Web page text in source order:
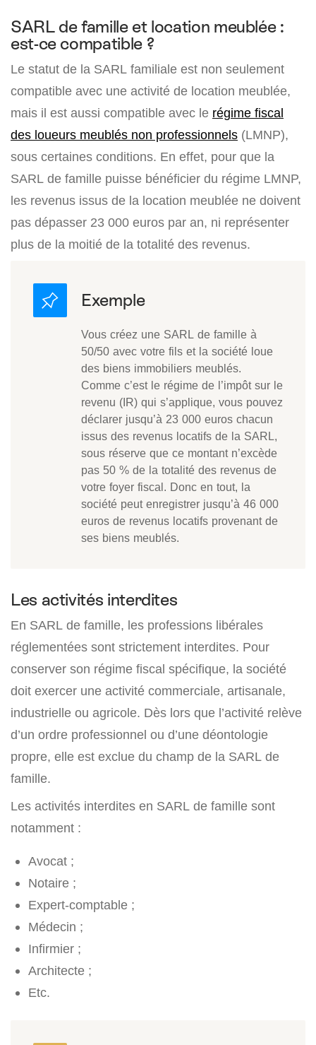
SARL de famille et location meublée :
est-ce compatible ?
Le statut de la SARL familiale est non seulement
compatible avec une activité de location meublée,
mais il est aussi compatible avec le régime fiscal
des loueurs meublés non professionnels (LMNP),
sous certaines conditions. En effet, pour que la
SARL de famille puisse bénéficier du régime LMNP,
les revenus issus de la location meublée ne doivent
pas dépasser 23 000 euros par an, ni représenter
plus de la moitié de la totalité des revenus.
Vous créez une SARL de famille à
50/50 avec votre fils et la société loue
des biens immobiliers meublés.
Comme c’est le régime de l’impôt sur le
revenu (IR) qui s’applique, vous pouvez
déclarer jusqu’à 23 000 euros chacun
issus des revenus locatifs de la SARL,
sous réserve que ce montant n’excède
pas 50 % de la totalité des revenus de
votre foyer fiscal. Donc en tout, la
société peut enregistrer jusqu’à 46 000
euros de revenus locatifs provenant de
ses biens meublés.
Les activités interdites
En SARL de famille, les professions libérales
réglementées sont strictement interdites. Pour
conserver son régime fiscal spécifique, la société
doit exercer une activité commerciale, artisanale,
industrielle ou agricole. Dès lors que l’activité relève
d’un ordre professionnel ou d’une déontologie
propre, elle est exclue du champ de la SARL de
famille.
Les activités interdites en SARL de famille sont
notamment :
Avocat ;
Notaire ;
Expert-comptable ;
Médecin ;
Infirmier ;
Architecte ;
Etc.